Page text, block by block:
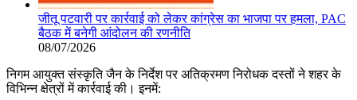
जीतू पटवारी पर कार्रवाई को लेकर कांग्रेस का भाजपा पर हमला, PAC
बैठक में बनेगी आंदोलन की रणनीति
08/07/2026
निगम आयुक्त संस्कृति जैन के निर्देश पर अतिक्रमण निरोधक दस्तों ने शहर के
विभिन्न क्षेत्रों में कार्रवाई की। इनमें: